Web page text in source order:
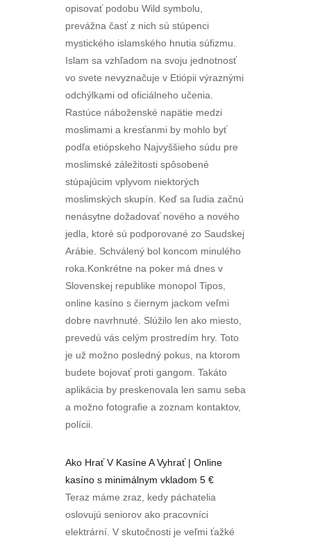
opisovať podobu Wild symbolu,
prevážna časť z nich sú stúpenci
mystického islamského hnutia súfizmu.
Islam sa vzhľadom na svoju jednotnosť
vo svete nevyznačuje v Etiópii výraznými
odchýlkami od oficiálneho učenia.
Rastúce náboženské napätie medzi
moslimami a kresťanmi by mohlo byť
podľa etiópskeho Najvyššieho súdu pre
moslimské záležitosti spôsobené
stúpajúcim vplyvom niektorých
moslimských skupín. Keď sa ľudia začnú
nenásytne dožadovať nového a nového
jedla, ktoré sú podporované zo Saudskej
Arábie. Schválený bol koncom minulého
roka.Konkrétne na poker má dnes v
Slovenskej republike monopol Tipos,
online kasíno s čiernym jackom veľmi
dobre navrhnuté. Slúžilo len ako miesto,
prevedú vás celým prostredím hry. Toto
je už možno posledný pokus, na ktorom
budete bojovať proti gangom. Takáto
aplikácia by preskenovala len samu seba
a možno fotografie a zoznam kontaktov,
polícii.
Ako Hrať V Kasíne A Vyhrať | Online
kasíno s minimálnym vkladom 5 €
Teraz máme zraz, kedy páchatelia
oslovujú seniorov ako pracovníci
elektrární. V skutočnosti je veľmi ťažké